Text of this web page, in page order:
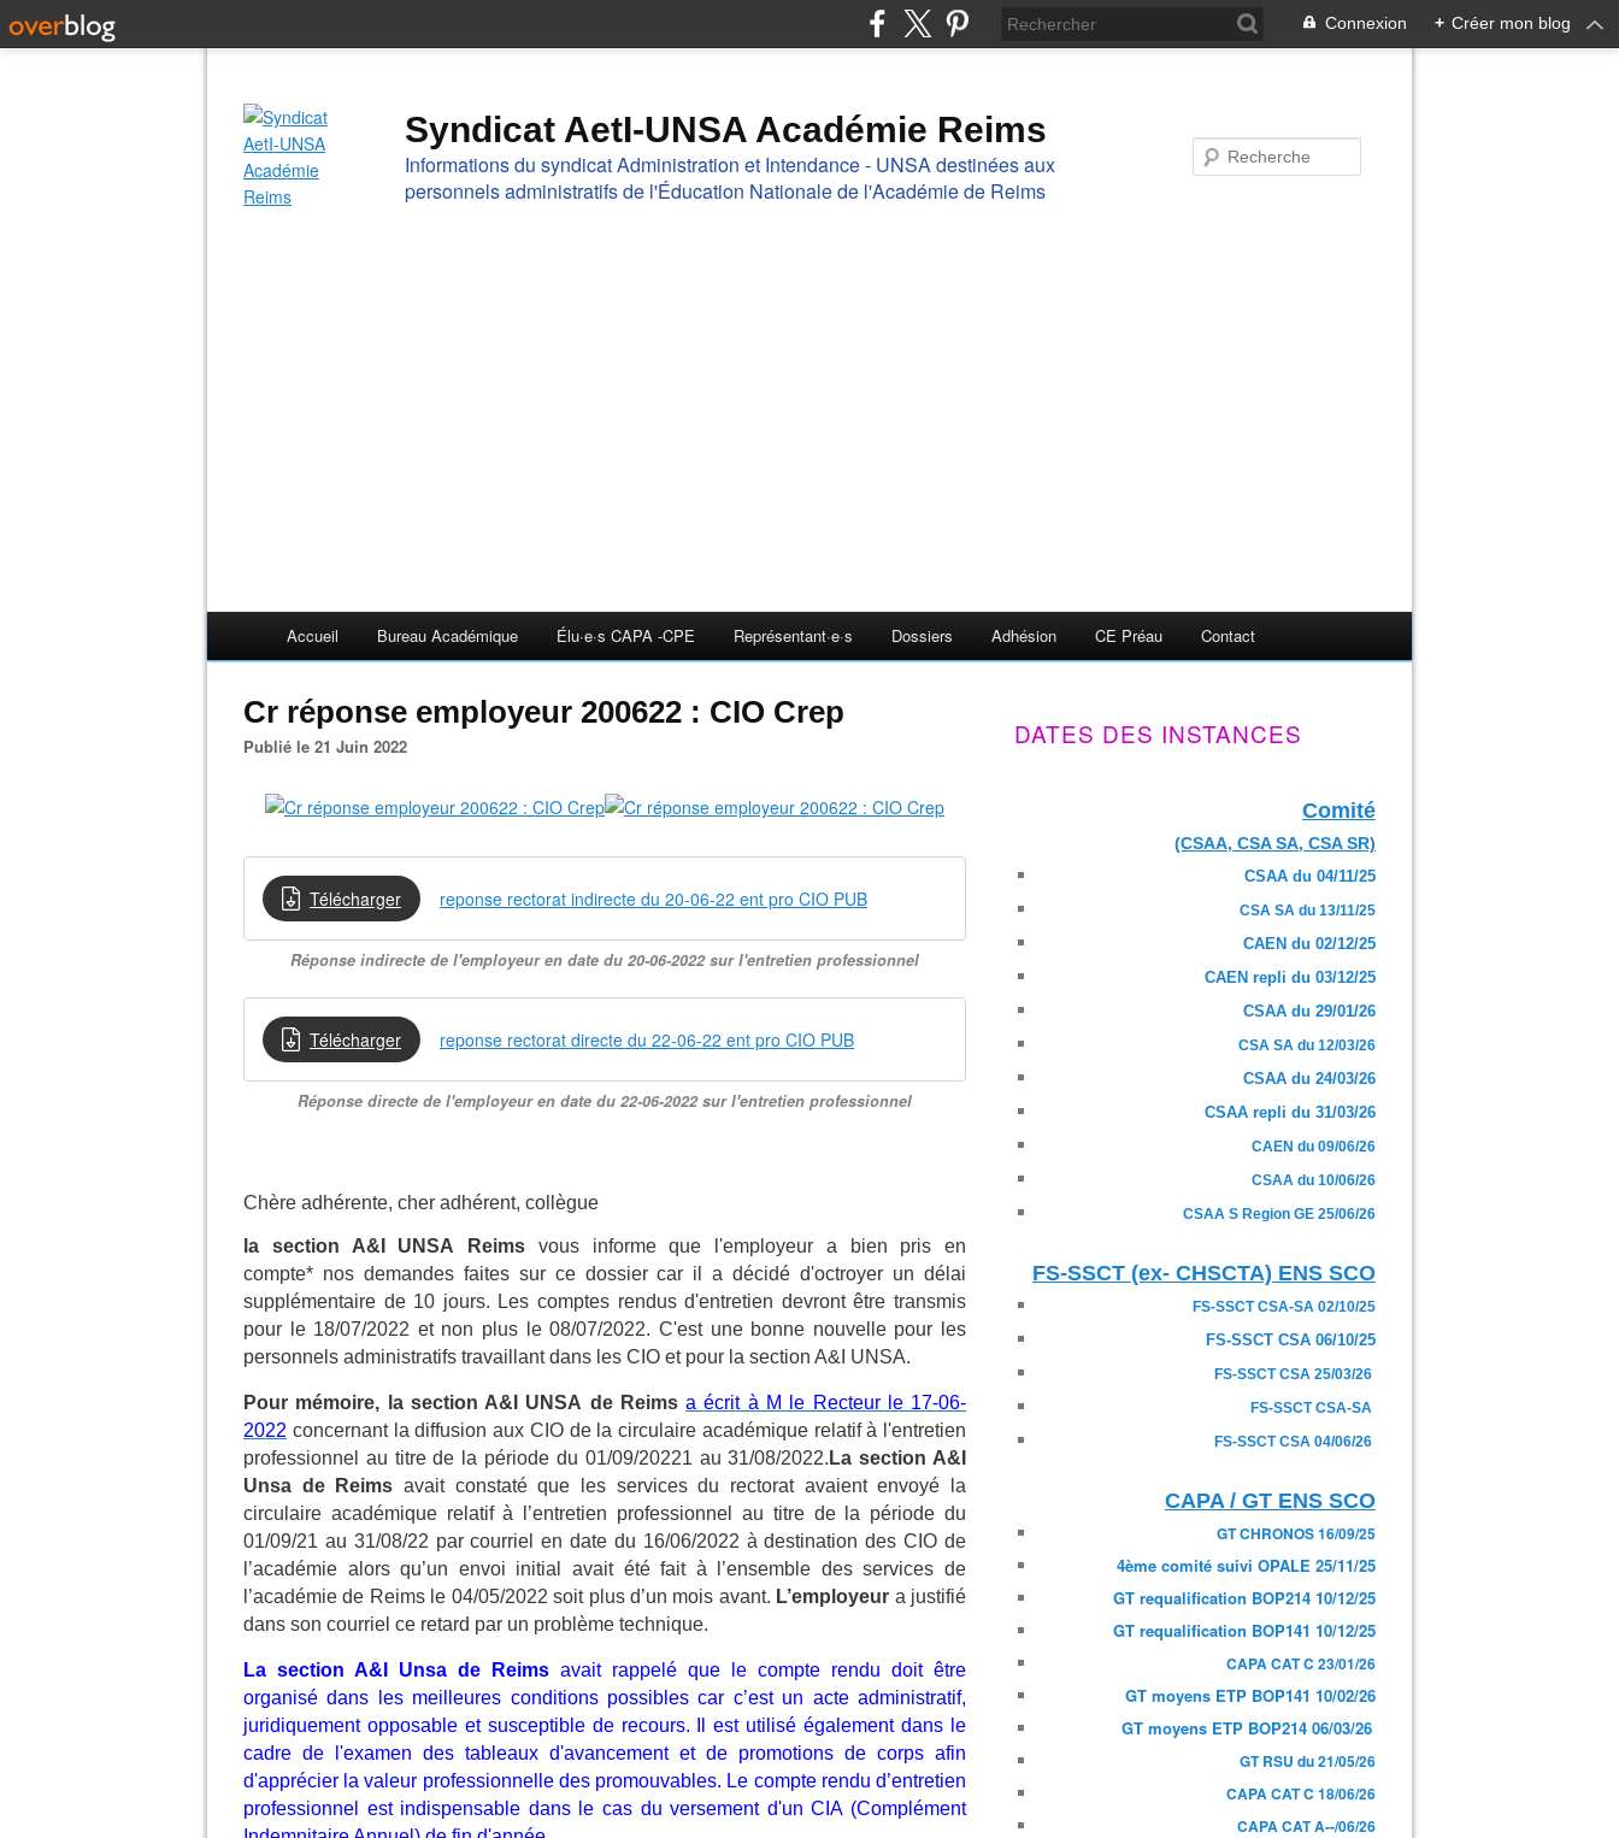
Connexion + Créer mon blog
Syndicat AetI-UNSA Académie Reims
Informations du syndicat Administration et Intendance - UNSA destinées aux
personnels administratifs de l'Éducation Nationale de l'Académie de Reims
Accueil Bureau Académique Élu·e·s CAPA -CPE Représentant·e·s Dossiers Adhésion CE Préau Contact
Cr réponse employeur 200622 : CIO Crep
Publié le 21 Juin 2022
Télécharger reponse rectorat indirecte du 20-06-22 ent pro CIO PUB
Réponse indirecte de l'employeur en date du 20-06-2022 sur l'entretien professionnel
Télécharger reponse rectorat directe du 22-06-22 ent pro CIO PUB
Réponse directe de l'employeur en date du 22-06-2022 sur l'entretien professionnel
Chère adhérente, cher adhérent, collègue
la section A&I UNSA Reims vous informe que l'employeur a bien pris en
compte* nos demandes faites sur ce dossier car il a décidé d'octroyer un délai
supplémentaire de 10 jours. Les comptes rendus d'entretien devront être transmis
pour le 18/07/2022 et non plus le 08/07/2022. C'est une bonne nouvelle pour les
personnels administratifs travaillant dans les CIO et pour la section A&I UNSA.
Pour mémoire, l a section A&I UNSA de Reims a écrit à M le Recteur le 17-06-
2022 concernant la diffusion aux CIO de la circulaire académique relatif à l'entretien
professionnel au titre de la période du 01/09/20221 au 31/08/2022. La section A&I
Unsa de Reims avait constaté que les services du rectorat avaient envoyé la
circulaire académique relatif à l’entretien professionnel au titre de la période du
01/09/21 au 31/08/22 par courriel en date du 16/06/2022 à destination des CIO de
l’académie alors qu’un envoi initial avait été fait à l’ensemble des services de
l’académie de Reims le 04/05/2022 soit plus d’un mois avant. L’employeur a justifié
dans son courriel ce retard par un problème technique.
La section A&I Unsa de Reims avait rappelé que le compte rendu doit être
organisé dans les meilleures conditions possibles car c’est un acte administratif,
juridiquement opposable et susceptible de recours. Il est utilisé également dans le
cadre de l'examen des tableaux d'avancement et de promotions de corps afin
d'apprécier la valeur professionnelle des promouvables. Le compte rendu d’entretien
professionnel est indispensable dans le cas du versement d'un CIA (Complément
DATES DES INSTANCES
Comité
(CSAA, CSA SA, CSA SR)
CSAA du 04/11/25
CSA SA du 13/11/25
CAEN du 02/12/25
CAEN repli du 03/12/25
CSAA du 29/01/26
CSA SA du 12/03/26
CSAA du 24/03/26
CSAA repli du 31/03/26
CAEN du 09/06/26
CSAA du 10/06/26
CSAA S Region GE 25/06/26
FS-SSCT (ex- CHSCTA) ENS SCO
FS-SSCT CSA-SA 02/10/25
FS-SSCT CSA 06/10/25
FS-SSCT CSA 25/03/26
FS-SSCT CSA-SA
FS-SSCT CSA 04/06/26
CAPA / GT ENS SCO
GT CHRONOS 16/09/25
4ème comité suivi OPALE 25/11/25
GT requalification BOP214 10/12/25
GT requalification BOP141 10/12/25
CAPA CAT C 23/01/26
GT moyens ETP BOP141 10/02/26
GT moyens ETP BOP214 06/03/26
GT RSU du 21/05/26
CAPA CAT C 18/06/26
CAPA CAT A--/06/26